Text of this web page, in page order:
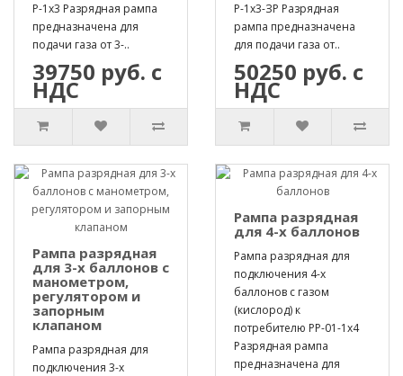
Р-1х3 Разрядная рампа
предназначена для
подачи газа от 3-..
39750 руб. с
НДС
Р-1х3-ЗР Разрядная
рампа предназначена
для подачи газа от..
50250 руб. с
НДС
Рампа разрядная
для 3-х баллонов с
манометром,
регулятором и
запорным
клапаном
Рампа разрядная для
подключения 3-х
Рампа разрядная
для 4-х баллонов
Рампа разрядная для
подключения 4-х
баллонов с газом
(кислород) к
потребителю РР-01-1х4
Разрядная рампа
предназначена для